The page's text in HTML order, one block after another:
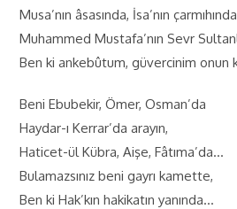
Musa’nın âsasında, İsa’nın
Muhammed Mustafa’nın Sevr
Ben ki ankebûtum, güvercinim onun
Beni Ebubekir, Ömer, Osman’da
Haydar-ı Kerrar’da arayın,
Haticet-ül Kübra, Aişe, Fâtıma’da…
Bulamazsınız beni gayrı kamette,
Ben ki Hak’kın hakikatın yanında…